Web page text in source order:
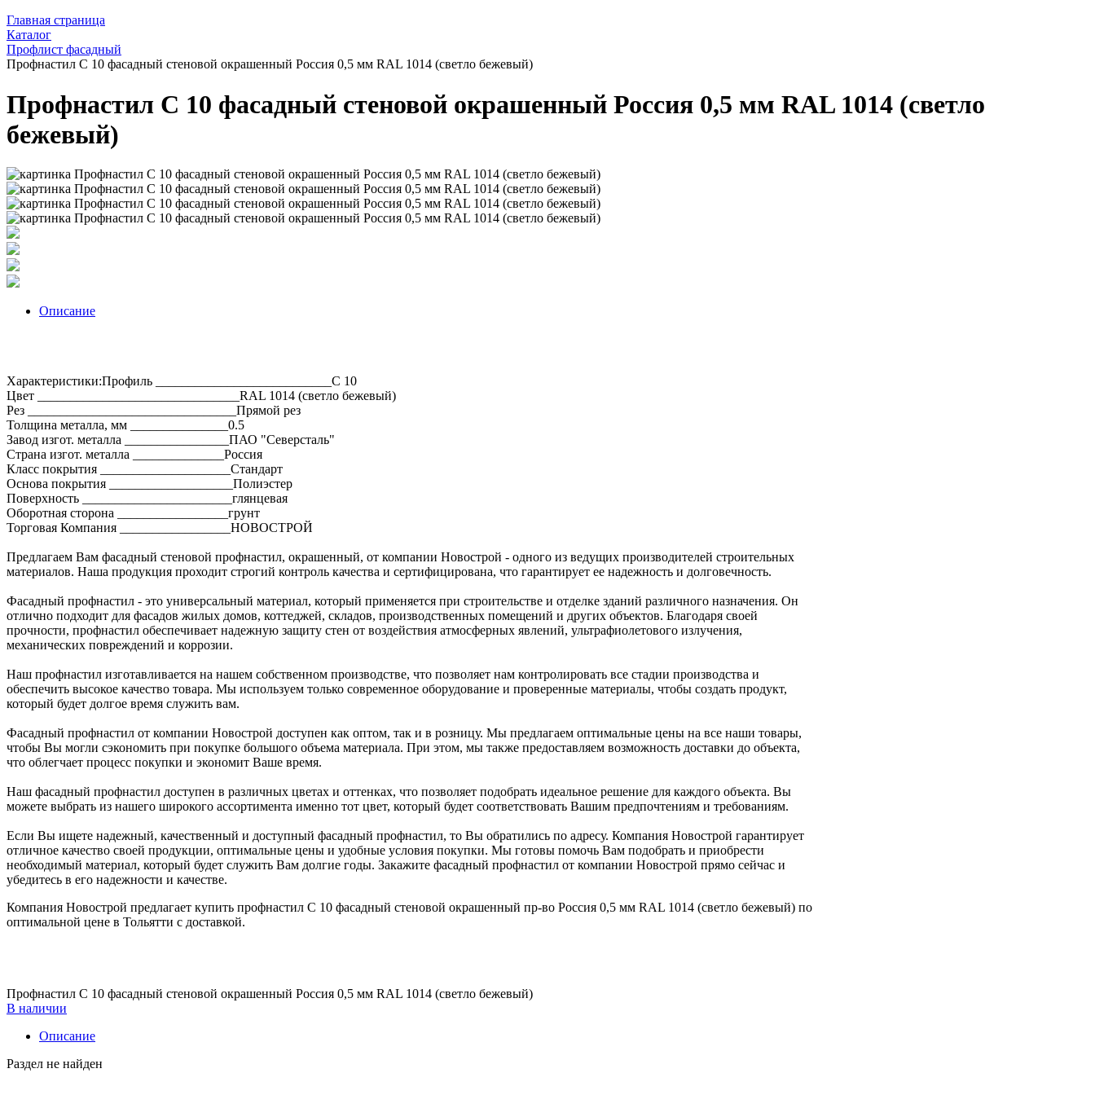
Главная страница
Каталог
Профлист фасадный
Профнастил С 10 фасадный стеновой окрашенный Россия 0,5 мм RAL 1014 (светло бежевый)
Профнастил С 10 фасадный стеновой окрашенный Россия 0,5 мм RAL 1014 (светло
бежевый)
Описание
Характеристики:Профиль ___________________________C 10
Цвет _______________________________RAL 1014 (светло бежевый)
Рез ________________________________Прямой рез
Толщина металла, мм _______________0.5
Завод изгот. металла ________________ПАО "Северсталь"
Страна изгот. металла ______________Россия
Класс покрытия ____________________Стандарт
Основа покрытия ___________________Полиэстер
Поверхность _______________________глянцевая
Оборотная сторона _________________грунт
Торговая Компания _________________НОВОСТРОЙ
Предлагаем Вам фасадный стеновой профнастил, окрашенный, от компании Новострой - одного из ведущих производителей строительных
материалов. Наша продукция проходит строгий контроль качества и сертифицирована, что гарантирует ее надежность и долговечность.
Фасадный профнастил - это универсальный материал, который применяется при строительстве и отделке зданий различного назначения. Он
отлично подходит для фасадов жилых домов, коттеджей, складов, производственных помещений и других объектов. Благодаря своей
прочности, профнастил обеспечивает надежную защиту стен от воздействия атмосферных явлений, ультрафиолетового излучения,
механических повреждений и коррозии.
Наш профнастил изготавливается на нашем собственном производстве, что позволяет нам контролировать все стадии производства и
обеспечить высокое качество товара. Мы используем только современное оборудование и проверенные материалы, чтобы создать продукт,
который будет долгое время служить вам.
Фасадный профнастил от компании Новострой доступен как оптом, так и в розницу. Мы предлагаем оптимальные цены на все наши товары,
чтобы Вы могли сэкономить при покупке большого объема материала. При этом, мы также предоставляем возможность доставки до объекта,
что облегчает процесс покупки и экономит Ваше время.
Наш фасадный профнастил доступен в различных цветах и оттенках, что позволяет подобрать идеальное решение для каждого объекта. Вы
можете выбрать из нашего широкого ассортимента именно тот цвет, который будет соответствовать Вашим предпочтениям и требованиям.
Если Вы ищете надежный, качественный и доступный фасадный профнастил, то Вы обратились по адресу. Компания Новострой гарантирует
отличное качество своей продукции, оптимальные цены и удобные условия покупки. Мы готовы помочь Вам подобрать и приобрести
необходимый материал, который будет служить Вам долгие годы. Закажите фасадный профнастил от компании Новострой прямо сейчас и
убедитесь в его надежности и качестве.
Компания Новострой предлагает купить профнастил С 10 фасадный стеновой окрашенный пр-во Россия 0,5 мм RAL 1014 (светло бежевый) по
оптимальной цене в Тольятти с доставкой.
Профнастил С 10 фасадный стеновой окрашенный Россия 0,5 мм RAL 1014 (светло бежевый)
В наличии
Описание
Раздел не найден